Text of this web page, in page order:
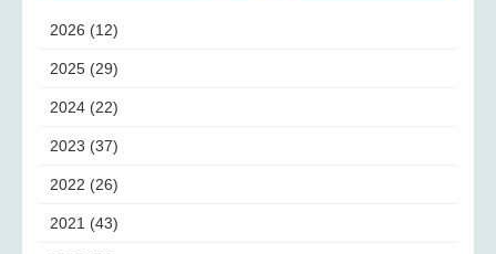
2026 (12)
2025 (29)
2024 (22)
2023 (37)
2022 (26)
2021 (43)